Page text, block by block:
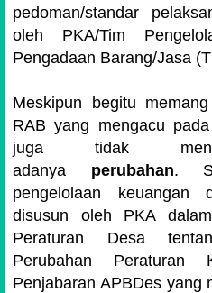
pedoman/standar
oleh PKA/Tim
Pengadaan Barang/Jasa
Meskipun begitu
RAB yang mengacu
juga tidak
adanya perubahan.
pengelolaan keuangan
disusun oleh PKA
Peraturan Desa
Perubahan Peraturan
Penjabaran APBDes yang